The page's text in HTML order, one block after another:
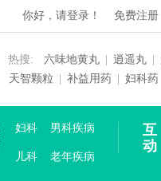
你好，请登录！ 免费注册
热搜: 六味地黄丸 逍遥丸
天智颗粒
补益用药 妇科药
妇科 男科疾病
儿科 老年疾病
互
动